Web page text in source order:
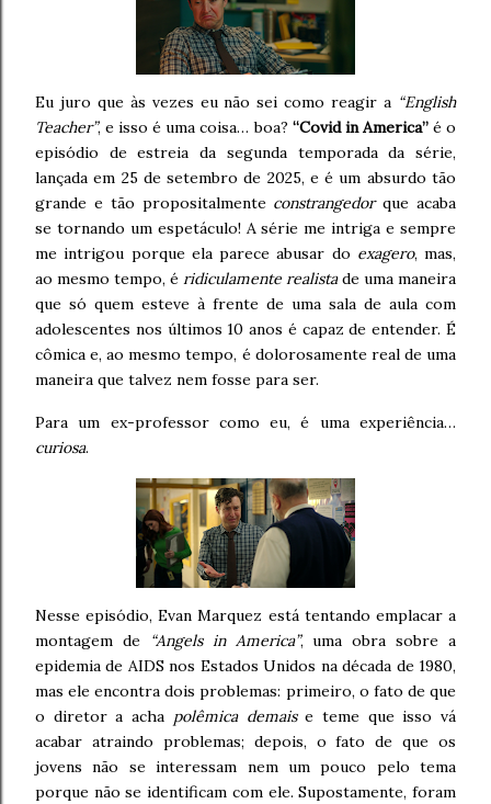
Eu juro que às vezes eu não sei como reagir a “English
Teacher”, e isso é uma coisa… boa? “Covid in America”é o
episódio de estreia da segunda temporada da série,
lançada em 25 de setembro de 2025, e é um absurdo tão
grande e tão propositalmente constrangedorque acaba
se tornando um espetáculo! A série me intriga e sempre
me intrigou porque ela parece abusar do exagero, mas,
ao mesmo tempo, é ridiculamente realistade uma maneira
que só quem esteve à frente de uma sala de aula com
adolescentes nos últimos 10 anos é capaz de entender. É
cômica e, ao mesmo tempo, é dolorosamente real de uma
maneira que talvez nem fosse para ser.
Para um ex-professor como eu, é uma experiência…
curiosa.
Nesse episódio, Evan Marquez está tentando emplacar a
montagem de
“Angels in America”, uma obra sobre a
epidemia de AIDS nos Estados Unidos na década de 1980,
mas ele encontra dois problemas: primeiro, o fato de que
o diretor a acha polêmica demaise teme que isso vá
acabar atraindo problemas; depois, o fato de que os
jovens não se interessam nem um pouco pelo tema
porque não se identificam com ele. Supostamente, foram